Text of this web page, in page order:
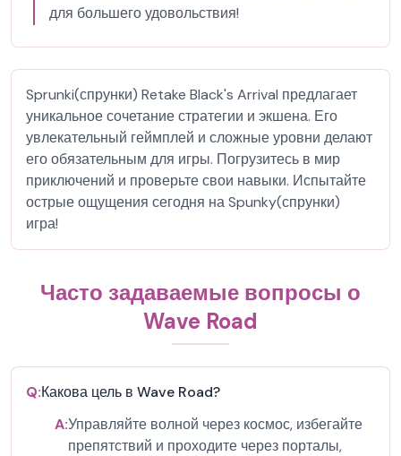
для большего удовольствия!
Sprunki(спрунки) Retake Black's Arrival предлагает
уникальное сочетание стратегии и экшена. Его
увлекательный геймплей и сложные уровни делают
его обязательным для игры. Погрузитесь в мир
приключений и проверьте свои навыки. Испытайте
острые ощущения сегодня на Spunky(спрунки)
игра!
Часто задаваемые вопросы о
Wave Road
Q:Какова цель в Wave Road?
A:Управляйте волной через космос, избегайте
препятствий и проходите через порталы,